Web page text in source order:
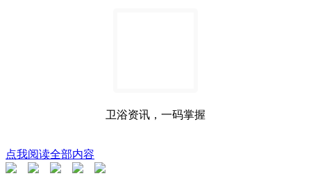
卫浴资讯，一码掌握
点我阅读全部内容